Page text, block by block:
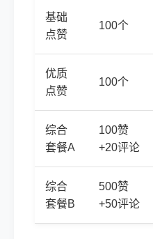
基础
点赞
100个
优质
点赞
100个
综合
套餐A
100赞
+20评论
综合
套餐B
500赞
+50评论